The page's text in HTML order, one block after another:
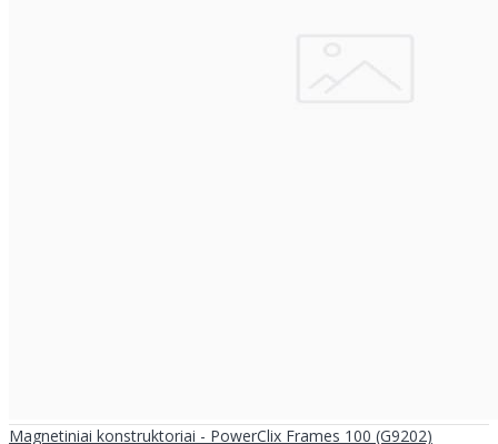
Magnetiniai konstruktoriai - PowerClix Frames 100 (G9202)